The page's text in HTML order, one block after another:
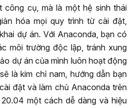
cụ, mà là một hệ sinh thái
hóa mọi quy trình từ cài đặt,
dự án. Với Anaconda, bạn có
môi trường độc lập, tránh xung
dự án của mình luôn hoạt động
là kim chỉ nam, hướng dẫn bạn
đặt và làm chủ Anaconda trên
một cách dễ dàng và hiệu